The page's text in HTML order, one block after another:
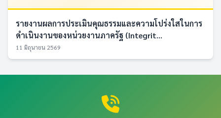
รายงานผลการประเมินคุณธรรมและความโปร่งใสในการ
ดำเนินงานของหน่วยงานภาครัฐ (Integrit...
11 มิถุนายน 2569